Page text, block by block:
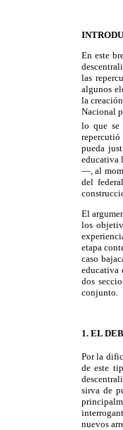
En este
las
algunos
la
Nacional
lo que se
pueda
educativa
—, al
del
El
los
etapa
caso
educativa
dos
conjunto.
1. EL
Por la
de este
sirva de
nuevos